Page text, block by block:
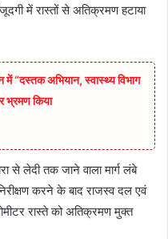
में रास्तों से अतिक्रमण हटाया
में “दस्तक अभियान,‌ स्वास्थ्य विभाग
भ्रमण किया
से लेदी तक जाने वाला मार्ग लंबे
करने के बाद राजस्व दल एवं
रास्ते को अतिक्रमण मुक्त